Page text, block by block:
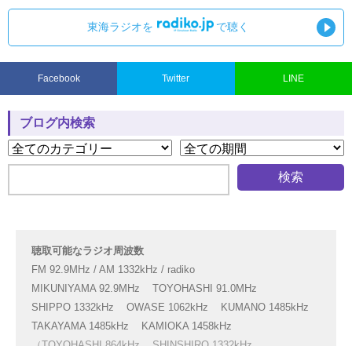
東海ラジオを で聴く
Facebook Twitter LINE
ブログ内検索
聴取可能なラジオ周波数
FM 92.9MHz / AM 1332kHz / radiko
MIKUNIYAMA 92.9MHz
TOYOHASHI 91.0MHz
SHIPPO 1332kHz
OWASE 1062kHz
KUMANO 1485kHz
TAKAYAMA 1485kHz
KAMIOKA 1458kHz